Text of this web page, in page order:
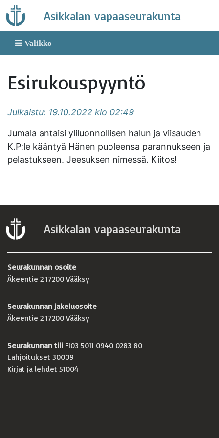
Skip
to
content
Asikkalan vapaaseurakunta
Valikko
Esirukouspyyntö
Julkaistu: 19.10.2022 klo 02:49
Jumala antaisi yliluonnollisen halun ja viisauden
K.P:le kääntyä Hänen puoleensa parannukseen ja
pelastukseen. Jeesuksen nimessä. Kiitos!
Asikkalan vapaaseurakunta
Seurakunnan osoite
Äkeentie 2 17200 Vääksy
Seurakunnan jakeluosoite
Äkeentie 2 17200 Vääksy
Seurakunnan tili FI03 5011 0940 0283 80
Lahjoitukset 30009
Kirjat ja lehdet 51004